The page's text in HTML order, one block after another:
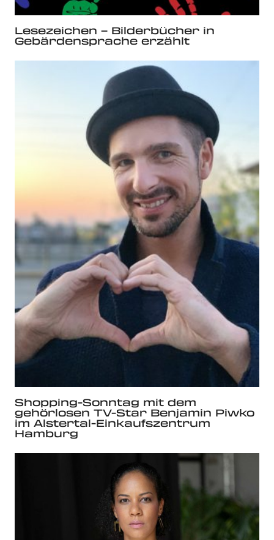
Lesezeichen – Bilderbücher in
Gebärdensprache erzählt
Shopping-Sonntag mit dem
gehörlosen TV-Star Benjamin Piwko
im Alstertal-Einkaufszentrum
Hamburg